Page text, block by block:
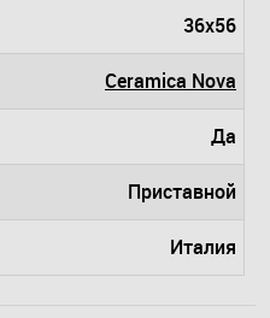
36x56
Ceramica Nova
Да
Приставной
Италия